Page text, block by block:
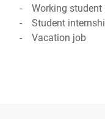
- Working student
- Student
- Vacation job